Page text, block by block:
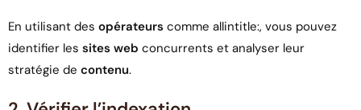
En utilisant des opérateurs comme allintitle:, vous pouvez
identifier les sites web concurrents et analyser leur
stratégie de contenu.